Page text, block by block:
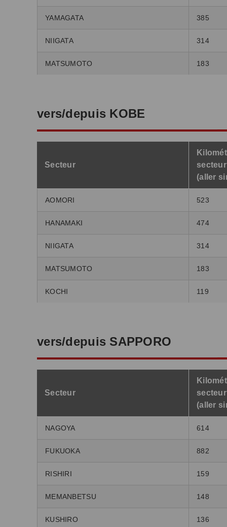
YAMAGATA 385
NIIGATA 314
MATSUMOTO 183
vers/depuis KOBE
Secteur
secteur
(aller
AOMORI 523
HANAMAKI 474
NIIGATA 314
MATSUMOTO 183
KOCHI 119
vers/depuis SAPPORO
Secteur
secteur
(aller
NAGOYA 614
FUKUOKA 882
RISHIRI 159
MEMANBETSU 148
KUSHIRO 136